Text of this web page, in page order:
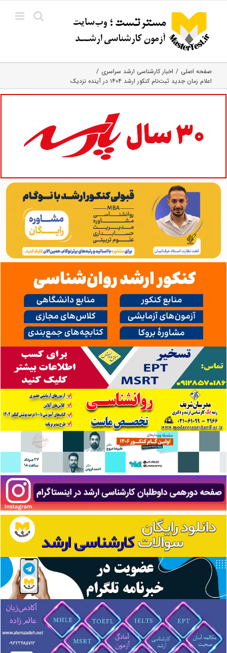
content
صفحه اصلی
اخبار کارشناسی ارشد سراسری
اعلام زمان جدید ثبت‌نام کنکور ارشد ۱۴۰۴ در آینده نزدیک